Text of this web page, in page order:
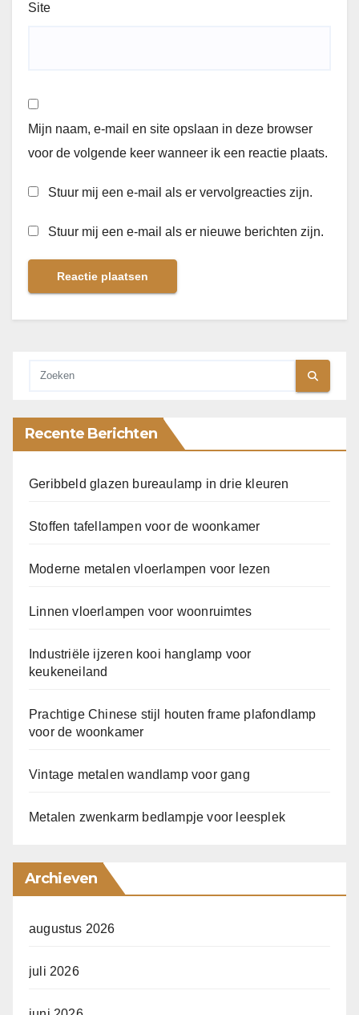
Site
Mijn naam, e-mail en site opslaan in deze browser
voor de volgende keer wanneer ik een reactie plaats.
Stuur mij een e-mail als er vervolgreacties zijn.
Stuur mij een e-mail als er nieuwe berichten zijn.
Recente Berichten
Geribbeld glazen bureaulamp in drie kleuren
Stoffen tafellampen voor de woonkamer
Moderne metalen vloerlampen voor lezen
Linnen vloerlampen voor woonruimtes
Industriële ijzeren kooi hanglamp voor
keukeneiland
Prachtige Chinese stijl houten frame plafondlamp
voor de woonkamer
Vintage metalen wandlamp voor gang
Metalen zwenkarm bedlampje voor leesplek
Archieven
augustus 2026
juli 2026